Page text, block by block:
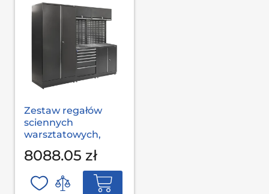
Zestaw regałów
sciennych
warsztatowych,
L-03-002 S op
8088.05 zł